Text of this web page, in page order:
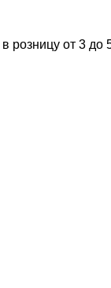
розницу от 3 до